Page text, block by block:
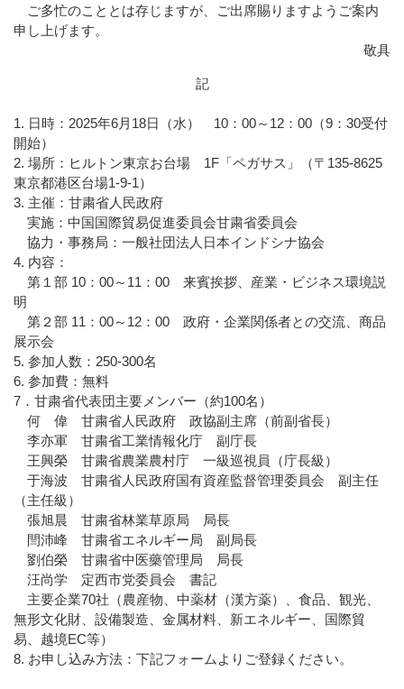
ご多忙のこととは存じますが、ご出席賜りますようご案内
申し上げます。
敬具
記
1. 日時：2025年6月18日（水） 10：00～12：00（9：30受付
開始）
2. 場所：ヒルトン東京お台場 1F「ペガサス」（〒135-8625
東京都港区台場1-9-1）
3. 主催：甘粛省人民政府
実施：中国国際貿易促進委員会甘粛省委員会
協力・事務局：一般社団法人日本インドシナ協会
4. 内容：
第１部 10：00～11：00 来賓挨拶、産業・ビジネス環境説
明
第２部 11：00～12：00 政府・企業関係者との交流、商品
展示会
5. 参加人数：250-300名
6. 参加費：無料
7．甘粛省代表団主要メンバー（約100名）
何 偉 甘粛省人民政府 政協副主席（前副省長）
李亦軍 甘粛省工業情報化庁 副庁長
王興榮 甘粛省農業農村庁 一級巡視員（庁長級）
于海波 甘粛省人民政府国有資産監督管理委員会 副主任
（主任級）
張旭晨 甘粛省林業草原局 局長
閆沛峰 甘粛省エネルギー局 副局長
劉伯榮 甘粛省中医藥管理局 局長
汪尚学 定西市党委員会 書記
主要企業70社（農産物、中薬材（漢方薬）、食品、観光、
無形文化財、設備製造、金属材料、新エネルギー、国際貿
易、越境EC等）
8. お申し込み方法：下記フォームよりご登録ください。